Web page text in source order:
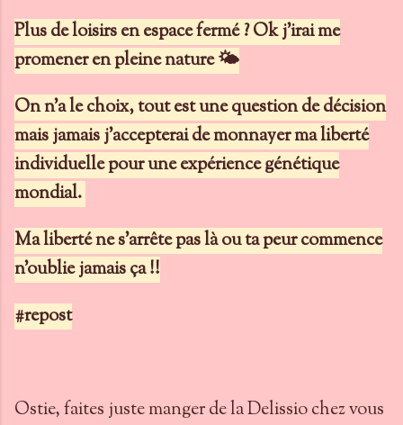
Plus de loisirs en espace fermé ? Ok j'irai me
promener en pleine nature 🌤
On n'a le choix, tout est une question de décision
mais jamais j'accepterai de monnayer ma liberté
individuelle pour une expérience génétique
mondial.
Ma liberté ne s'arrête pas là ou ta peur commence
n'oublie jamais ça !!
#repost
Ostie, faites juste manger de la Delissio chez vous